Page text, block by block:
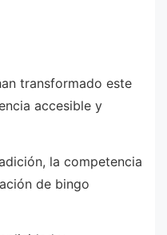
transformado este
accesible y
la competencia
de bingo